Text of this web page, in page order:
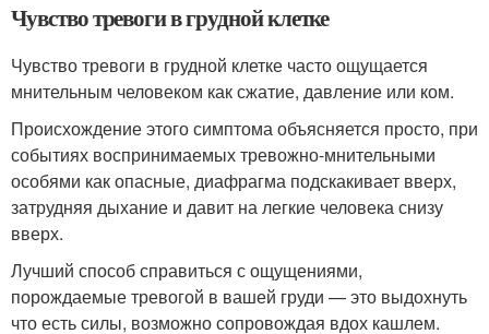
Чувство тревоги в грудной клетке
Чувство тревоги в грудной клетке часто ощущается
мнительным человеком как сжатие, давление или ком.
Происхождение этого симптома объясняется просто, при
событиях воспринимаемых тревожно-мнительными
особями как опасные, диафрагма подскакивает вверх,
затрудняя дыхание и давит на легкие человека снизу
вверх.
Лучший способ справиться с ощущениями,
порождаемые тревогой в вашей груди — это выдохнуть
что есть силы, возможно сопровождая вдох кашлем.